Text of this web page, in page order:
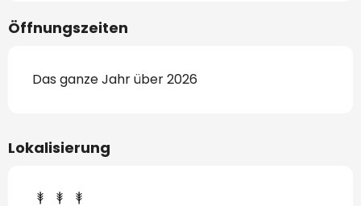
Öffnungszeiten
Das ganze Jahr über 2026
Lokalisierung